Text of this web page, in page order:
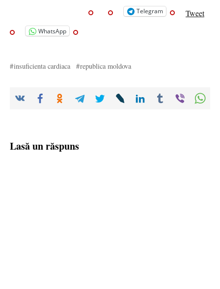
Telegram Tweet
WhatsApp
insuficienta cardiaca republica moldova
Lasă un răspuns